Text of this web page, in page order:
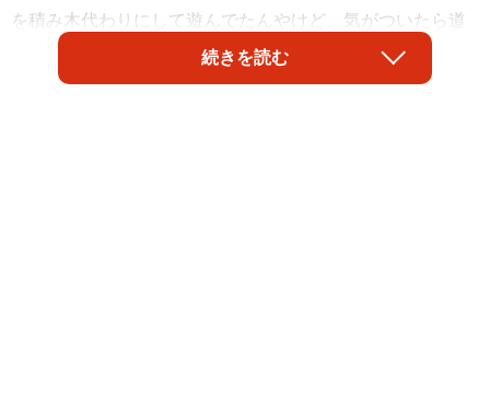
を積み木代わりにして遊んでたんやけど、気がついたら道
端で飲んだくれた人みたいになってて笑った」と投稿した
のはsaku1yさん（@skrk830）。そこには、缶飲料の横で酔
続きを読む